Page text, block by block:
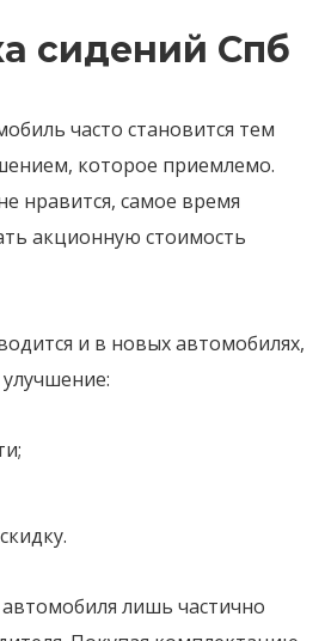
сидений Спб
часто становится тем
которое приемлемо.
нравится, самое время
акционную стоимость
и в новых автомобилях,
лишь частично